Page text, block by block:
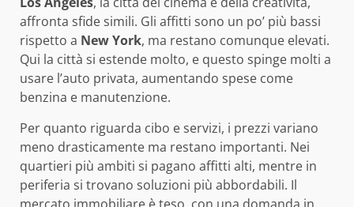
affronta sfide simili. Gli affitti sono un po’ più bassi
rispetto a New York, ma restano comunque elevati.
Qui la città si estende molto, e questo spinge molti a
usare l’auto privata, aumentando spese come
benzina e manutenzione.
Per quanto riguarda cibo e servizi, i prezzi variano
meno drasticamente ma restano importanti. Nei
quartieri più ambiti si pagano affitti alti, mentre in
periferia si trovano soluzioni più abbordabili. Il